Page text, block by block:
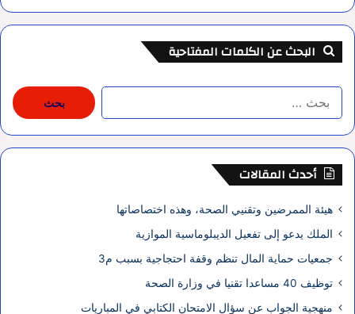
البحث عن الكلمات المفتاحية
البحث
عن:
أحدث المقالات
هيئة الممرضين وتقنيي الصحة، وهذه اختصاصاتها
الملك يدعو إلى تفعيل الديبلوماسية الموازية
جمعيات حماية المال تنظم وقفة احتجاجية بسبب م3
توظيف 40 مساعدا تقنيا في وزارة الصحة
منهجية الجواب عن سؤال الامتحان الكتابي في المباريات